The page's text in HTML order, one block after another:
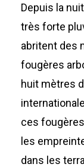
Depuis la
très forte
abritent des
fougères
huit mètres
ces
les
dans les